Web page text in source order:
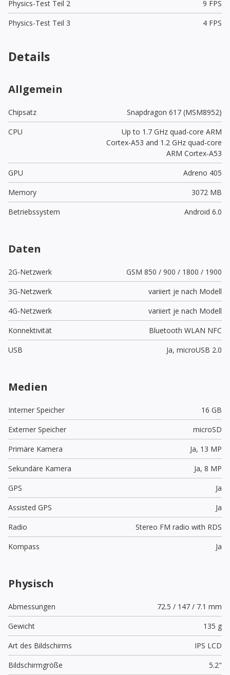
Physics-Test Teil 2
9 FPS
Physics-Test Teil 3
4 FPS
Details
Allgemein
Chipsatz
Snapdragon 617 (MSM8952)
CPU
Up to 1.7 GHz quad-core ARM
Cortex-A53 and 1.2 GHz quad-core
ARM Cortex-A53
GPU
Adreno 405
Memory
3072 MB
Betriebssystem
Android 6.0
Daten
2G-Netzwerk
GSM 850 / 900 / 1800 / 1900
3G-Netzwerk
variiert je nach Modell
4G-Netzwerk
variiert je nach Modell
Konnektivität
Bluetooth WLAN NFC
USB
Ja, microUSB 2.0
Medien
Interner Speicher
16 GB
Externer Speicher
microSD
Primäre Kamera
Ja, 13 MP
Sekundäre Kamera
Ja, 8 MP
GPS
Ja
Assisted GPS
Ja
Radio
Stereo FM radio with RDS
Kompass
Ja
Physisch
Abmessungen
72.5 / 147 / 7.1 mm
Gewicht
135 g
Art des Bildschirms
IPS LCD
Bildschirmgröße
5.2"